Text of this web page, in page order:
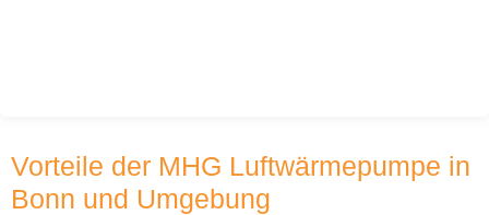
Vorteile der MHG Luftwärmepumpe in
Bonn und Umgebung